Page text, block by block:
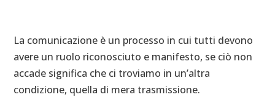
La comunicazione è un processo in cui tutti devono
avere un ruolo riconosciuto e manifesto, se ciò non
accade significa che ci troviamo in un’altra
condizione, quella di mera trasmissione.